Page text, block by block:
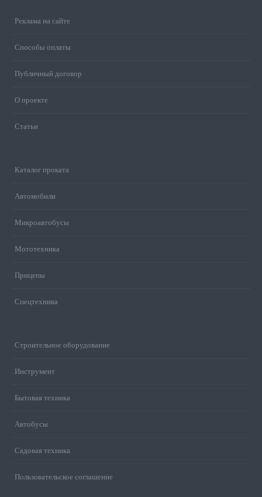
Реклама на сайте
Способы оплаты
Публичный договор
О проекте
Статьи
Каталог проката
Автомобили
Микроавтобусы
Мототехника
Прицепы
Спецтехника
Строительное оборудование
Инструмент
Бытовая техника
Автобусы
Садовая техника
Пользовательское соглашение